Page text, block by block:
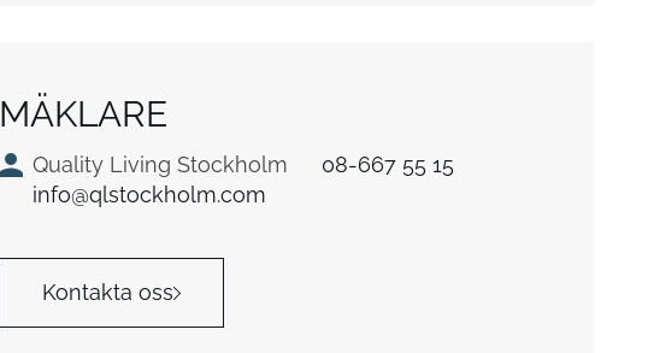
MÄKLARE
Quality Living Stockholm
08-667 55 15
info@qlstockholm.com
Kontakta oss